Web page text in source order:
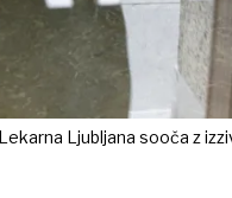
Ljubljana sooča z